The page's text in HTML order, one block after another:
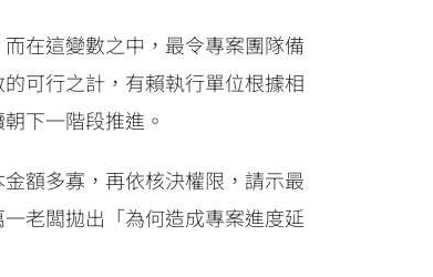
在這變數之中，最令專案團隊備
可行之計，有賴執行單位根據相
下一階段推進。
額多寡，再依核決權限，請示最
老闆拋出「為何造成專案進度延